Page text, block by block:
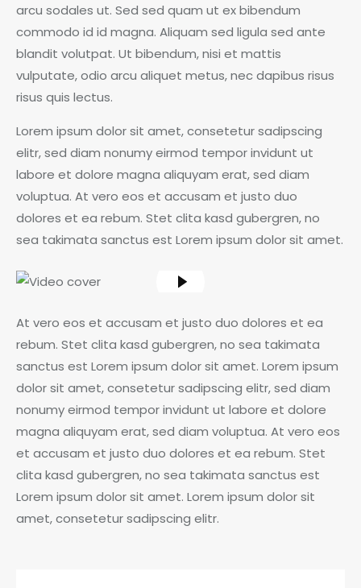
arcu sodales ut. Sed sed quam ut ex bibendum
commodo id id magna. Aliquam sed ligula sed ante
blandit volutpat. Ut bibendum, nisi et mattis
vulputate, odio arcu aliquet metus, nec dapibus risus
risus quis lectus.
Lorem ipsum dolor sit amet, consetetur sadipscing
elitr, sed diam nonumy eirmod tempor invidunt ut
labore et dolore magna aliquyam erat, sed diam
voluptua. At vero eos et accusam et justo duo
dolores et ea rebum. Stet clita kasd gubergren, no
sea takimata sanctus est Lorem ipsum dolor sit amet.
At vero eos et accusam et justo duo dolores et ea
rebum. Stet clita kasd gubergren, no sea takimata
sanctus est Lorem ipsum dolor sit amet. Lorem ipsum
dolor sit amet, consetetur sadipscing elitr, sed diam
nonumy eirmod tempor invidunt ut labore et dolore
magna aliquyam erat, sed diam voluptua. At vero eos
et accusam et justo duo dolores et ea rebum. Stet
clita kasd gubergren, no sea takimata sanctus est
Lorem ipsum dolor sit amet. Lorem ipsum dolor sit
amet, consetetur sadipscing elitr.